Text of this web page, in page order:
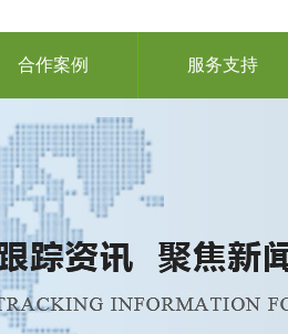
合作案例 服务支持